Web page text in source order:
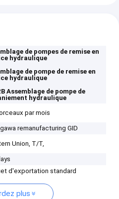
de pompes de remise en
hydraulique
de pompe de remise en
hydraulique
Assemblage de pompe de
hydraulique
par mois
remanufacturing GID
Union, T/T,
d'exportation standard
plus